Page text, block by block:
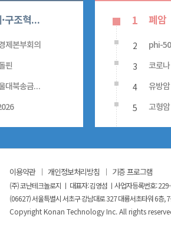
경제·구조혁신관계장관회의
제본부회의
핀
쌍방울대북송금사건
1 폐암
2 phi-
3 코로나
4 유방암
5 고형암
이용약관 개인정보처리방침 기증 프로그램
(주) 코난테크놀로지 ㅣ 대표자: 김영섬 ㅣ사업자등록번호:
(06627) 서울특별시 서초구 강남대로 327 대륭서초타워 6층,
Copyright Konan Technology Inc. All rights